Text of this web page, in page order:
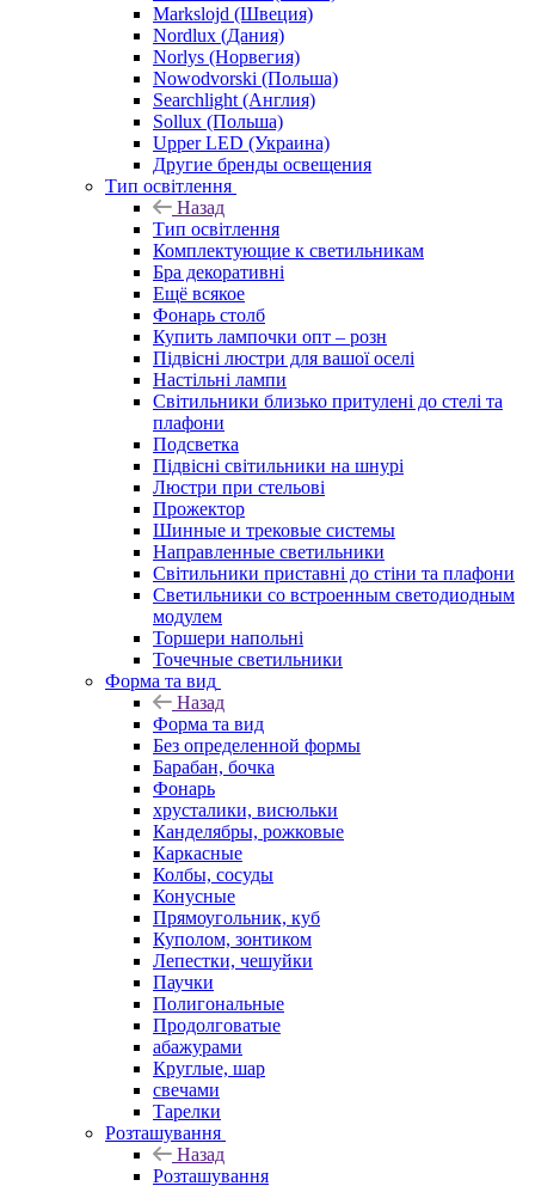
Markslojd (Швеция)
Nordlux (Дания)
Norlys (Норвегия)
Nowodvorski (Польша)
Searchlight (Англия)
Sollux (Польша)
Upper LED (Украина)
Другие бренды освещения
Тип освітлення
Назад
Тип освітлення
Комплектующие к светильникам
Бра декоративні
Ещё всякое
Фонарь столб
Купить лампочки опт – розн
Підвісні люстри для вашої оселі
Настільні лампи
Світильники близько притулені до стелі та
плафони
Подсветка
Підвісні світильники на шнурі
Люстри при стельові
Прожектор
Шинные и трековые системы
Направленные светильники
Світильники приставні до стіни та плафони
Светильники со встроенным светодиодным
модулем
Торшери напольні
Точечные светильники
Форма та вид
Назад
Форма та вид
Без определенной формы
Барабан, бочка
Фонарь
хрусталики, висюльки
Канделябры, рожковые
Каркасные
Колбы, сосуды
Конусные
Прямоугольник, куб
Куполом, зонтиком
Лепестки, чешуйки
Паучки
Полигональные
Продолговатые
абажурами
Круглые, шар
свечами
Тарелки
Розташування
Назад
Розташування